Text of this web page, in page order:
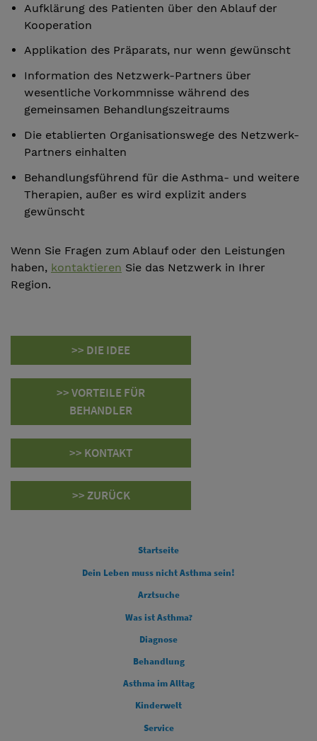
Aufklärung des Patienten über den Ablauf der
Kooperation
Applikation des Präparats, nur wenn gewünscht
Information des Netzwerk-Partners über
wesentliche Vorkommnisse während des
gemeinsamen Behandlungszeitraums
Die etablierten Organisationswege des Netzwerk-
Partners einhalten
Behandlungsführend für die Asthma- und weitere
Therapien, außer es wird explizit anders
gewünscht
Wenn Sie Fragen zum Ablauf oder den Leistungen
haben, kontaktieren Sie das Netzwerk in Ihrer
Region.
>> DIE IDEE
>> VORTEILE FÜR
BEHANDLER
>> KONTAKT
>> ZURÜCK
Startseite
Dein Leben muss nicht Asthma sein!
Arztsuche
Was ist Asthma?
Diagnose
Behandlung
Asthma im Alltag
Kinderwelt
Service